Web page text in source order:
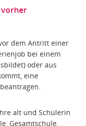
dem Antritt einer
bei einem
oder aus
eine
alt und Schülerin
Gesamtschule,